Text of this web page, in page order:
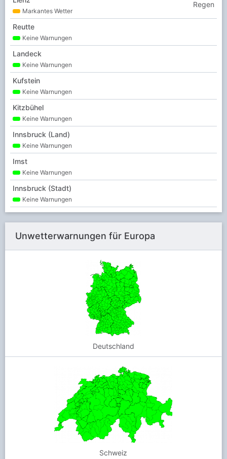
Markantes Wetter
Regen
Reutte
Keine Warnungen
Landeck
Keine Warnungen
Kufstein
Keine Warnungen
Kitzbühel
Keine Warnungen
Innsbruck (Land)
Keine Warnungen
Imst
Keine Warnungen
Innsbruck (Stadt)
Keine Warnungen
Unwetterwarnungen für Europa
Deutschland
Schweiz